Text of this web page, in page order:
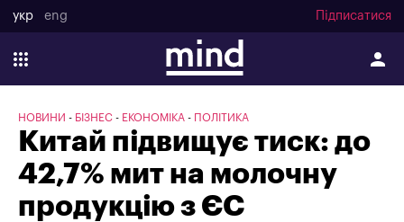
укр eng Підписатися
НОВИНИ БІЗНЕС ЕКОНОМІКА ПОЛІТИКА
Китай підвищує тиск: до
42,7% мит на молочну
продукцію з ЄС